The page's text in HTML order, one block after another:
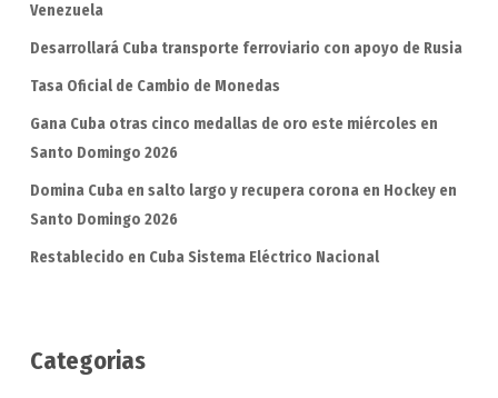
Venezuela
Desarrollará Cuba transporte ferroviario con apoyo de Rusia
Tasa Oficial de Cambio de Monedas
Gana Cuba otras cinco medallas de oro este miércoles en
Santo Domingo 2026
Domina Cuba en salto largo y recupera corona en Hockey en
Santo Domingo 2026
Restablecido en Cuba Sistema Eléctrico Nacional
Categorias